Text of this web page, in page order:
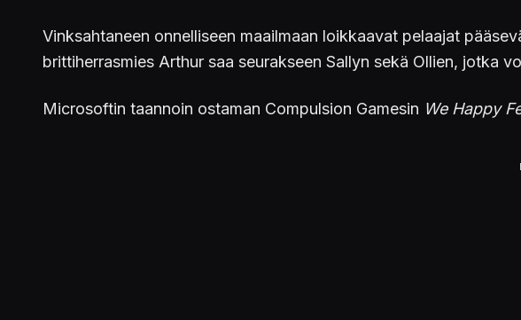
Vinksahtaneen onnelliseen maailmaan loikkaavat pelaajat
brittiherrasmies Arthur saa seurakseen Sallyn sekä Ollien, jotka
Microsoftin taannoin ostaman Compulsion Gamesin We Happy